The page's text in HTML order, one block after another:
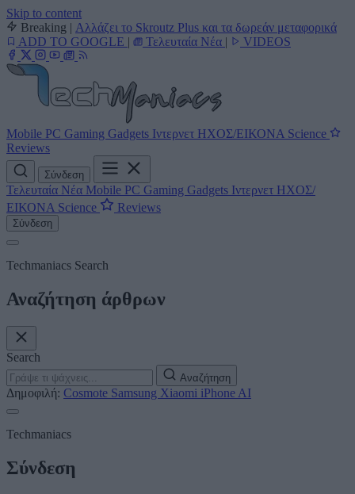
Skip to content
Breaking | Αλλάζει το Skroutz Plus και τα δωρεάν μεταφορικά
ADD TO GOOGLE | Τελευταία Νέα | VIDEOS
Mobile PC Gaming Gadgets Ιντερνετ ΗΧΟΣ/ΕΙΚΟΝΑ Science
Reviews
Σύνδεση
Τελευταία Νέα Mobile PC Gaming Gadgets Ιντερνετ ΗΧΟΣ/
ΕΙΚΟΝΑ Science Reviews
Σύνδεση
Techmaniacs Search
Αναζήτηση άρθρων
Search
Αναζήτηση
Δημοφιλή: Cosmote Samsung Xiaomi iPhone AI
Techmaniacs
Σύνδεση